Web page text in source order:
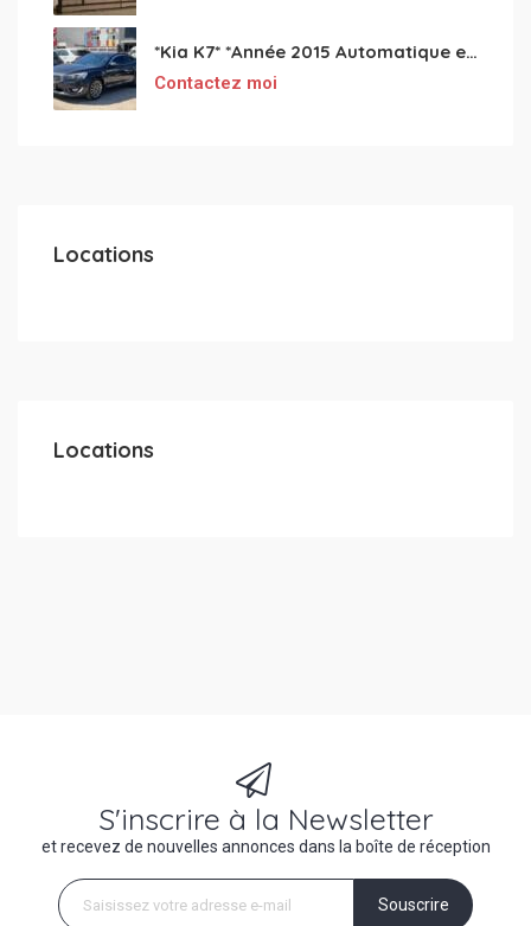
*Kia K7* *Année 2015 Automatique essence ⛽️ 4 cylindres 2.0
Contactez moi
Locations
Locations
S'inscrire à la Newsletter
et recevez de nouvelles annonces dans la boîte de réception
Souscrire